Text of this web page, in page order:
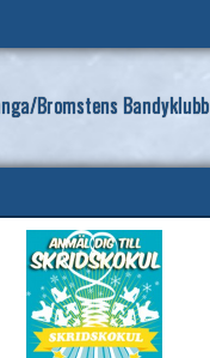
Bromstens Bandyklubb